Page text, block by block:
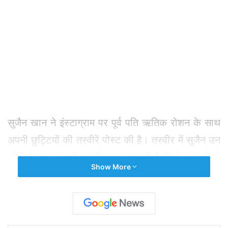
सुजैन खान ने इंस्टाग्राम पर पूर्व पति ऋतिक रोशन के साथ
अपनी छुट्टियों की तस्वीरें पोस्ट की है। तस्वीर में सुजैन उन
लोगों के साथ मस्ती करती नजर आ रही हैं जिन्हें वह ‘मॉडर्न
फैमिली’ कहती हैं। इसमें ऋतिक और सुजैन, दोनों के बच्चें
रेहान और रिदान हैं, साथ ही ऋतिक के माता-पिता पिंकी व
राकेश रोशन, अभिनेता की बहन सुनैना और कजिन एहसान
Show More